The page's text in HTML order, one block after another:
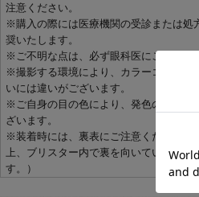
注意ください。
※購入の際には医療機関の受診または処
奨いたします。
※ご不明な点は、必ず眼科医にご相談く
※撮影する環境により、カラーコンタク
いには違いがございます。
※ご自身の目の色により、発色の度合い
ざいます。
※装着時には、裏表にご注意ください。
上、ブリスター内で裏を向いているもの
す。）